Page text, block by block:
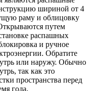
шириной от 4
раму и облицовку
путем
распашных
и ручное
Обратите
или наружу. Обычно
так как это
пространства перед
года.